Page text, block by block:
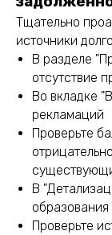
Тщательно
источники
В разделе
отсутствие
Во вкладке
рекламаций
Проверьте
В
Проверьте